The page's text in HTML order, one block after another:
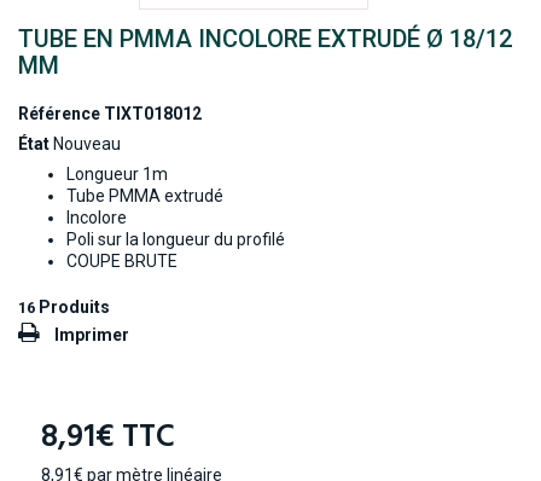
TUBE EN PMMA INCOLORE EXTRUDÉ Ø 18/12
MM
Référence TIXT018012
État Nouveau
Longueur 1m
Tube PMMA extrudé
Incolore
Poli sur la longueur du profilé
COUPE BRUTE
16 Produits
Imprimer
8,91€TTC
8,91€ par mètre linéaire